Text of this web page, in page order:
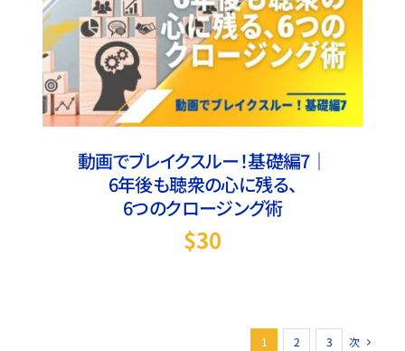
お買い物カゴに追加 / 詳細
動画でブレイクスルー！基礎編7｜
6年後も聴衆の心に残る、
6つのクロージング術
$30
1 2 3 次